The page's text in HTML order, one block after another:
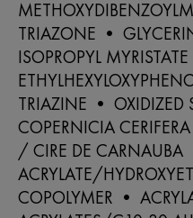
TRIAZONE •
ISOPROPYL
TRIAZINE • OXIDIZED
COPERNICIA
/ CIRE DE
ACRYLATE/
COPOLYMER •